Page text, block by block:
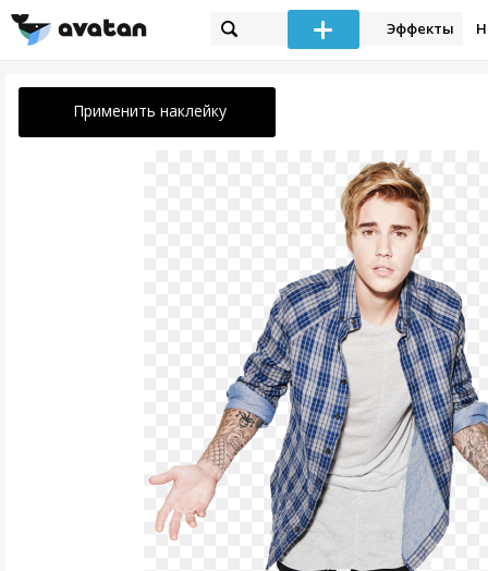
Эффекты
Применить наклейку